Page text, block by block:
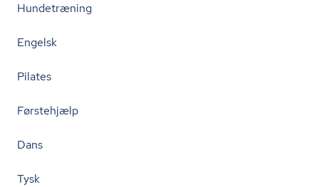
Hundetræning
Engelsk
Pilates
Førstehjælp
Dans
Tysk